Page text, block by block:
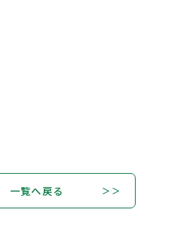
一覧へ戻る